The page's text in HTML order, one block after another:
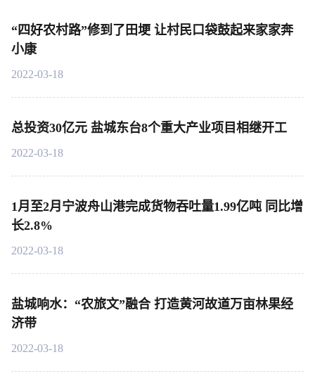
“四好农村路”修到了田埂 让村民口袋鼓起来家家奔
小康
2022-03-18
总投资30亿元 盐城东台8个重大产业项目相继开工
2022-03-18
1月至2月宁波舟山港完成货物吞吐量1.99亿吨 同比增
长2.8%
2022-03-18
盐城响水：“农旅文”融合 打造黄河故道万亩林果经
济带
2022-03-18